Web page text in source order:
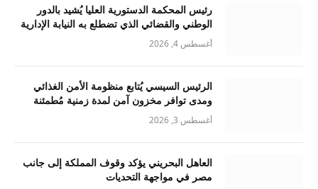
رئيس المحكمة الدستورية العليا يُشيد بالدور
الوطني والقضائي الذي تضطلع به النيابة الإدارية
أغسطس 4, 2026
الرئيس السيسي يُتابع منظومة الأمن الغذائي
ومدى توافر مخزون آمن لمدة زمنية مُطمئنة
أغسطس 3, 2026
العاهل البحريني يؤكد وقوف المملكة إلى جانب
مصر في مواجهة التحديات